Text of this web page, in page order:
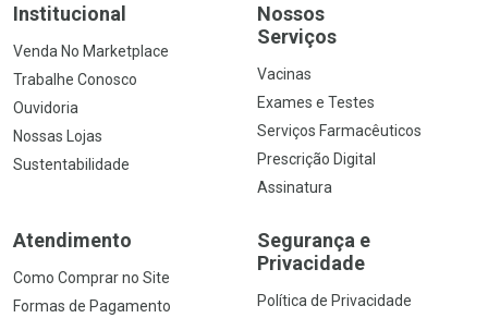
Institucional
Venda No Marketplace
Trabalhe Conosco
Ouvidoria
Nossas Lojas
Sustentabilidade
Nossos
Serviços
Vacinas
Exames e Testes
Serviços Farmacêuticos
Prescrição Digital
Assinatura
Atendimento
Como Comprar no Site
Formas de Pagamento
Segurança e
Privacidade
Política de Privacidade